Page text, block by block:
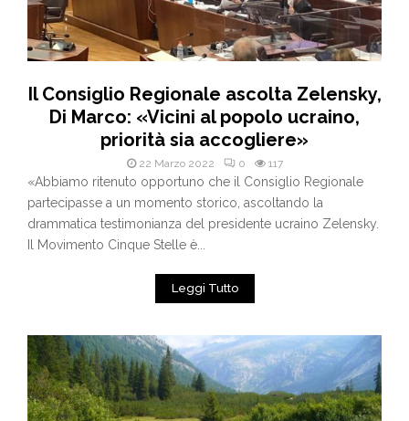
Il Consiglio Regionale ascolta Zelensky,
Di Marco: «Vicini al popolo ucraino,
priorità sia accogliere»
22 Marzo 2022 0 117
«Abbiamo ritenuto opportuno che il Consiglio Regionale
partecipasse a un momento storico, ascoltando la
drammatica testimonianza del presidente ucraino Zelensky.
Il Movimento Cinque Stelle è...
Leggi Tutto